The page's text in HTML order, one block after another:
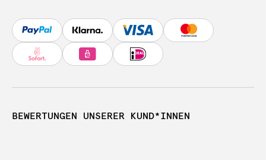
BEWERTUNGEN UNSERER KUND*INNEN